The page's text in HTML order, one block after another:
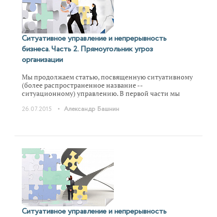
при ситуативном управлении – ситуационный
центр.
Ситуативное управление и непрерывность
бизнеса. Часть 2. Прямоугольник угроз
организации
Мы продолжаем статью, посвященную ситуативному
(более распространенное название --
ситуационному) управлению. В первой части мы
универсальный механизм управления. Во второй
событиями. Вводится понятие персонального поля
частности, решения, вызванные несовершенством
системы регламентов.
26.07.2015 • Александр Башнин
Ситуативное управление и непрерывность